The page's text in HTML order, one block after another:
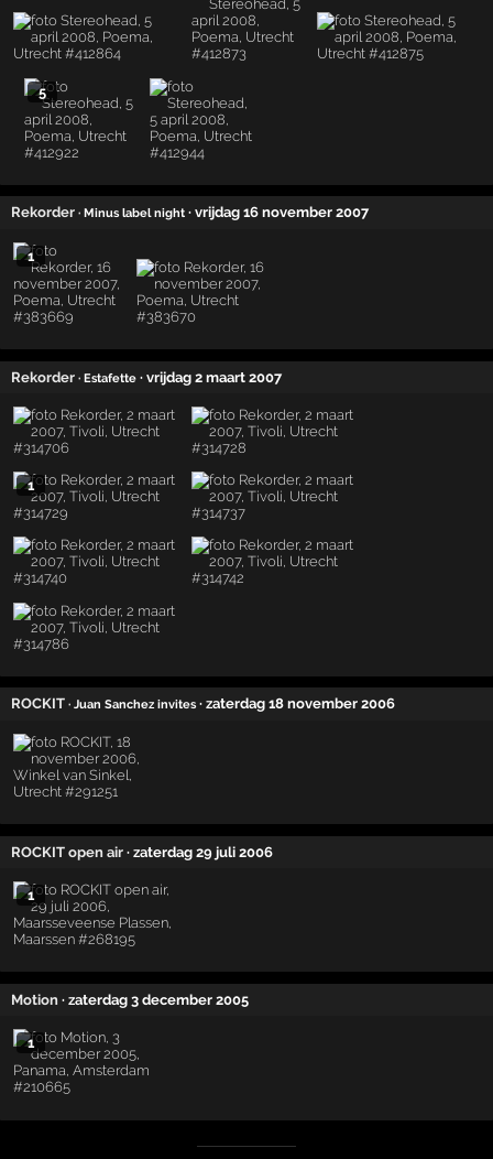
5
Rekorder · Minus label night · vrijdag 16 november 2007
1
Rekorder · Estafette · vrijdag 2 maart 2007
1
ROCKIT · Juan Sanchez invites · zaterdag 18 november 2006
ROCKIT open air · zaterdag 29 juli 2006
1
Motion · zaterdag 3 december 2005
1